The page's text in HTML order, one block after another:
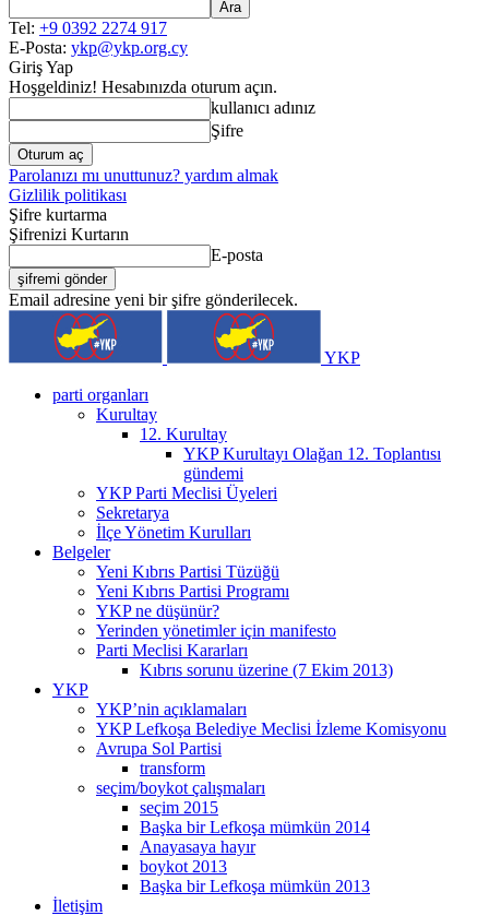
Tel: +9 0392 2274 917
E-Posta: ykp@ykp.org.cy
Giriş Yap
Hoşgeldiniz! Hesabınızda oturum açın.
kullanıcı adınız
Şifre
Parolanızı mı unuttunuz? yardım almak
Gizlilik politikası
Şifre kurtarma
Şifrenizi Kurtarın
E-posta
Email adresine yeni bir şifre gönderilecek.
YKP
parti organları
Kurultay
12. Kurultay
YKP Kurultayı Olağan 12. Toplantısı
gündemi
YKP Parti Meclisi Üyeleri
Sekretarya
İlçe Yönetim Kurulları
Belgeler
Yeni Kıbrıs Partisi Tüzüğü
Yeni Kıbrıs Partisi Programı
YKP ne düşünür?
Yerinden yönetimler için manifesto
Parti Meclisi Kararları
Kıbrıs sorunu üzerine (7 Ekim 2013)
YKP
YKP’nin açıklamaları
YKP Lefkoşa Belediye Meclisi İzleme Komisyonu
Avrupa Sol Partisi
transform
seçim/boykot çalışmaları
seçim 2015
Başka bir Lefkoşa mümkün 2014
Anayasaya hayır
boykot 2013
Başka bir Lefkoşa mümkün 2013
İletişim